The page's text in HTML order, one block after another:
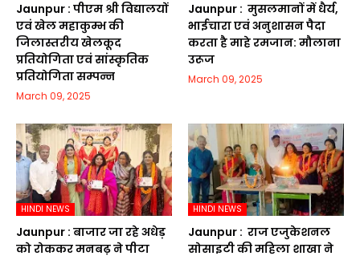
Jaunpur :​ पीएम श्री विद्यालयों
एवं खेल महाकुम्भ की
जिलास्तरीय खेलकूद
प्रतियोगिता एवं सांस्कृतिक
प्रतियोगिता सम्पन्न
March 09, 2025
Jaunpur : ​ मुसलमानों में धैर्य,
भाईचारा एवं अनुशासन पैदा
करता है माहे रमजान: मौलाना
उरूज
March 09, 2025
HINDI NEWS
Jaunpur :​ बाजार जा रहे अधेड़
को रोककर मनबढ़ ने पीटा
HINDI NEWS
Jaunpur : ​ ​राज एजुकेशनल
सोसाइटी की महिला शाखा ने